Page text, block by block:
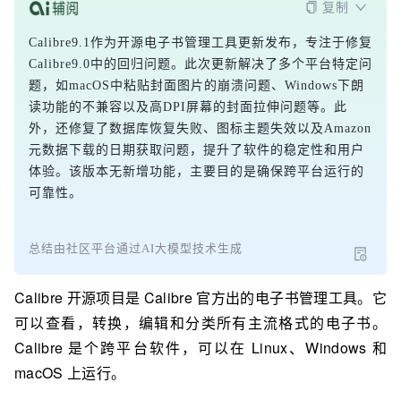
复制
Calibre9.1作为开源电子书管理工具更新发布，专注于修复
Calibre9.0中的回归问题。此次更新解决了多个平台特定问
题，如macOS中粘贴封面图片的崩溃问题、Windows下朗
读功能的不兼容以及高DPI屏幕的封面拉伸问题等。此
外，还修复了数据库恢复失败、图标主题失效以及Amazon
元数据下载的日期获取问题，提升了软件的稳定性和用户
体验。该版本无新增功能，主要目的是确保跨平台运行的
可靠性。
总结由社区平台通过AI大模型技术生成
Calibre 开源项目是 Calibre 官方出的电子书管理工具。它
可以查看，转换，编辑和分类所有主流格式的电子书。
Calibre 是个跨平台软件，可以在 Linux、Windows 和
macOS 上运行。